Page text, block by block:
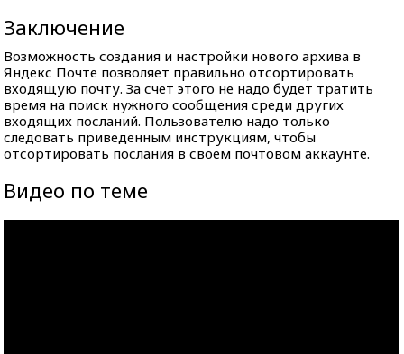
Заключение
Возможность создания и настройки нового архива в
Яндекс Почте позволяет правильно отсортировать
входящую почту. За счет этого не надо будет тратить
время на поиск нужного сообщения среди других
входящих посланий. Пользователю надо только
следовать приведенным инструкциям, чтобы
отсортировать послания в своем почтовом аккаунте.
Видео по теме